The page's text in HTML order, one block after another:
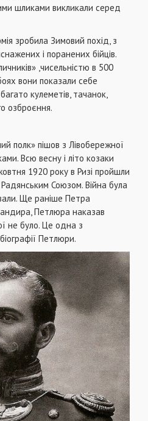
шликами викликали серед
зробила Зимовий похід, з
і поранених бійців.
,чисельністю в 500
вони показали себе
кулеметів, тачанок,
озброєння.
полк» пішов з Лівобережної
Всю весну і літо козаки
1920 року в Ризі пройшли
Союзом. Війна була
Ще раніше Петра
Петлюра наказав
не було. Це одна з
Петлюри.